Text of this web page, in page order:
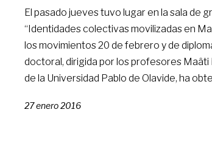
El pasado jueves tuvo lugar en la sala de
“Identidades colectivas movilizadas en
los movimientos 20 de febrero y de
doctoral, dirigida por los profesores Maâti
de la Universidad Pablo de Olavide, ha
27 enero 2016